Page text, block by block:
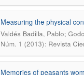
Measuring the physical
Valdés Badilla, Pablo;
Núm. 1 (2013): Revista
Memories of peasants